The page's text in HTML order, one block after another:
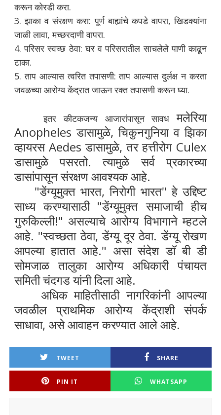
करून कोरडी करा.
3. झाका व संरक्षण करा: पूर्ण बाह्यांचे कपडे वापरा, खिडक्यांना
जाळी लावा, मच्छरदाणी वापरा.
4. परिसर स्वच्छ ठेवा: घर व परिसरातील साचलेले पाणी काढून
टाका.
5. ताप आल्यास त्वरित तपासणी: ताप आल्यास दुर्लक्ष न करता
जवळच्या आरोग्य केंद्रात जाऊन रक्त तपासणी करून घ्या.
इतर कीटकजन्य आजारांपासून सावधमलेरिया
Anopheles डासामुळे, चिकुनगुनिया व झिका
व्हायरस Aedes डासामुळे, तर हत्तीरोग Culex
डासामुळे पसरतो. त्यामुळे सर्व प्रकारच्या
डासांपासून संरक्षण आवश्यक आहे.
"डेंग्यूमुक्त भारत, निरोगी भारत" हे उद्दिष्ट
साध्य करण्यासाठी "डेंग्यूमुक्त समाजाची हीच
गुरुकिल्ली!" असल्याचे आरोग्य विभागाने म्हटले
आहे. "स्वच्छता ठेवा, डेंग्यू दूर ठेवा. डेंग्यू रोखण
आपल्या हातात आहे." असा संदेश डॉ बी डी
सोमजाळ तालुका आरोग्य अधिकारी पंचायत
समिती चंदगड यांनी दिला आहे.
अधिक माहितीसाठी नागरिकांनी आपल्या
जवळील प्राथमिक आरोग्य केंद्राशी संपर्क
साधावा, असे आवाहन करण्यात आले आहे.
TWEET SHARE
PIN IT WHATSAPP